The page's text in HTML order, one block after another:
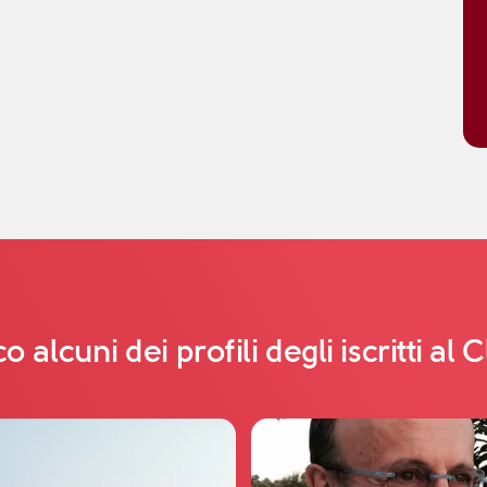
alcuni dei profili degli iscritti al